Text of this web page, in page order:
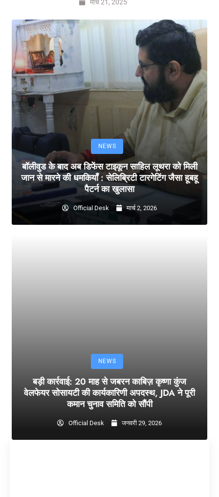
मार्च 21, 2025
NEWS
बॉलीवुड के बाद अब डिफेंस टाइकून साहिल लूथरा को मिली
जान से मारने की धमकियाँ : सेलिब्रिटी टारगेटिंग जैसा हूबहू
पैटर्न का खुलासा
Official Desk मार्च 2, 2026
NEWS
बड़ी कार्रवाई: 20 माह से जबरन काबिज़ कृष्णा कुंज
वेलफेयर सोसायटी की कार्यकारिणी अपदस्थ, JDA ने पूरी
कमान चुनाव समिति को सौंपी
Official Desk जनवरी 29, 2026